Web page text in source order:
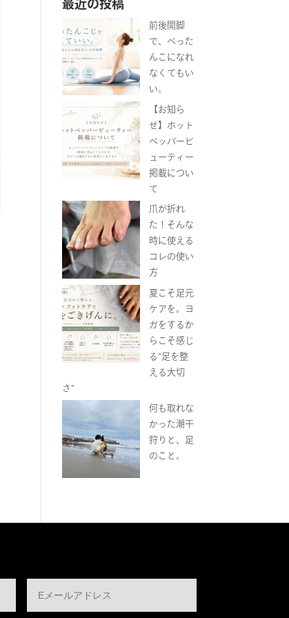
最近の投稿
前後開脚
で、ぺった
んこになれ
なくてもい
い。
【お知ら
せ】ホット
ペッパービ
ューティー
掲載につい
て
爪が折れ
た！そんな
時に使える
コレの使い
方
夏こそ足元
ケアを。ヨ
ガをするか
らこそ感じ
る“足を整
える大切
さ”
何も取れな
かった潮干
狩りと、足
のこと。